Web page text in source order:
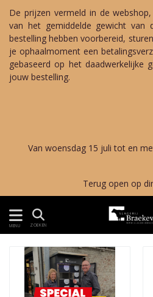
De prijzen vermeld in de
van het gemiddelde gewicht van
bestelling hebben voorbereid,
je ophaalmoment een
gebaseerd op het daadwerkelijke
jouw bestelling.
Van woensdag 15 juli tot en
Terug open op
MENU ZOEKEN